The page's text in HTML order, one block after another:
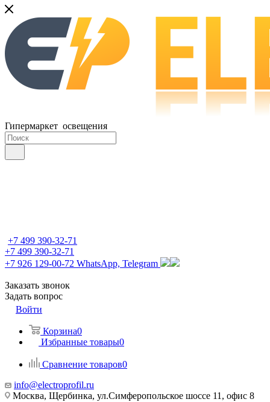
Гипермаркет освещения
+7 499 390-32-71
+7 499 390-32-71
+7 926 129-00-72 WhatsApp, Telegram
Заказать звонок
Задать вопрос
Войти
Корзина0
Избранные товары0
Сравнение товаров0
info@electroprofil.ru
Москва, Щербинка, ул.Симферопольское шоссе 11, офис 8